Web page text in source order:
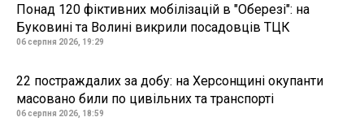
Понад 120 фіктивних мобілізацій в "Оберезі": на
Буковині та Волині викрили посадовців ТЦК
06 серпня 2026, 19:29
22 постраждалих за добу: на Херсонщині окупанти
масовано били по цивільних та транспорті
06 серпня 2026, 18:59